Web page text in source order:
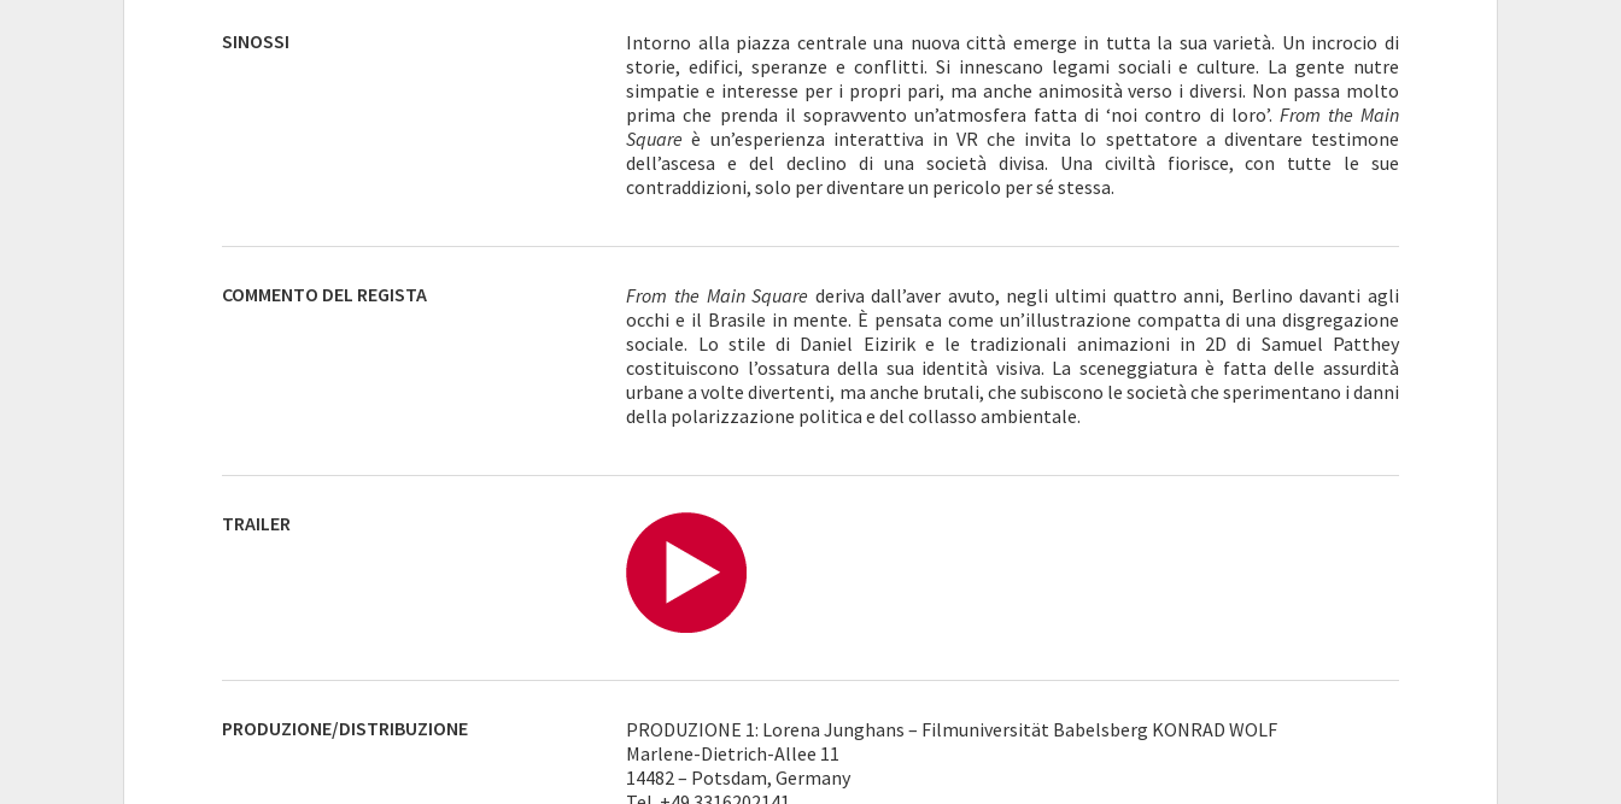
SINOSSI
Intorno alla piazza centrale una nuova città emerge in tutta la sua varietà. Un incrocio di
storie, edifici, speranze e conflitti. Si innescano legami sociali e culture. La gente nutre
simpatie e interesse per i propri pari, ma anche animosità verso i diversi. Non passa molto
prima che prenda il sopravvento un’atmosfera fatta di ‘noi contro di loro’. From the Main
Square è un’esperienza interattiva in VR che invita lo spettatore a diventare testimone
dell’ascesa e del declino di una società divisa. Una civiltà fiorisce, con tutte le sue
contraddizioni, solo per diventare un pericolo per sé stessa.
COMMENTO DEL REGISTA From the Main Square deriva dall’aver avuto, negli ultimi quattro anni, Berlino davanti agli
occhi e il Brasile in mente. È pensata come un’illustrazione compatta di una disgregazione
sociale. Lo stile di Daniel Eizirik e le tradizionali animazioni in 2D di Samuel Patthey
costituiscono l’ossatura della sua identità visiva. La sceneggiatura è fatta delle assurdità
urbane a volte divertenti, ma anche brutali, che subiscono le società che sperimentano i danni
della polarizzazione politica e del collasso ambientale.
TRAILER
PRODUZIONE/DISTRIBUZIONE
PRODUZIONE 1: Lorena Junghans – Filmuniversität Babelsberg KONRAD WOLF
Marlene-Dietrich-Allee 11
14482 – Potsdam, Germany